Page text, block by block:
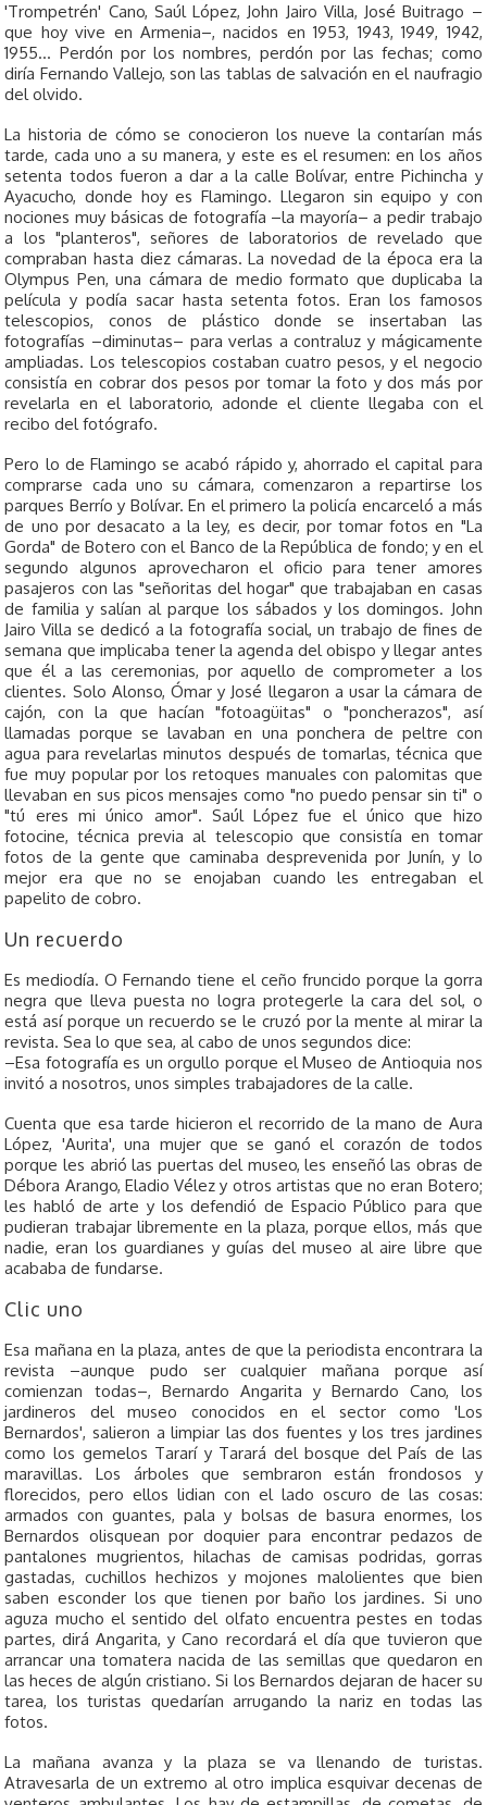
'Trompetrén' Cano, Saúl López, John Jairo Villa, José Buitrago –
que hoy vive en Armenia–, nacidos en 1953, 1943, 1949, 1942,
1955… Perdón por los nombres, perdón por las fechas; como
diría Fernando Vallejo, son las tablas de salvación en el naufragio
del olvido.
La historia de cómo se conocieron los nueve la contarían más
tarde, cada uno a su manera, y este es el resumen: en los años
setenta todos fueron a dar a la calle Bolívar, entre Pichincha y
Ayacucho, donde hoy es Flamingo. Llegaron sin equipo y con
nociones muy básicas de fotografía –la mayoría– a pedir trabajo
a los "planteros", señores de laboratorios de revelado que
compraban hasta diez cámaras. La novedad de la época era la
Olympus Pen, una cámara de medio formato que duplicaba la
película y podía sacar hasta setenta fotos. Eran los famosos
telescopios, conos de plástico donde se insertaban las
fotografías –diminutas– para verlas a contraluz y mágicamente
ampliadas. Los telescopios costaban cuatro pesos, y el negocio
consistía en cobrar dos pesos por tomar la foto y dos más por
revelarla en el laboratorio, adonde el cliente llegaba con el
recibo del fotógrafo.
Pero lo de Flamingo se acabó rápido y, ahorrado el capital para
comprarse cada uno su cámara, comenzaron a repartirse los
parques Berrío y Bolívar. En el primero la policía encarceló a más
de uno por desacato a la ley, es decir, por tomar fotos en "La
Gorda" de Botero con el Banco de la República de fondo; y en el
segundo algunos aprovecharon el oficio para tener amores
pasajeros con las "señoritas del hogar" que trabajaban en casas
de familia y salían al parque los sábados y los domingos. John
Jairo Villa se dedicó a la fotografía social, un trabajo de fines de
semana que implicaba tener la agenda del obispo y llegar antes
que él a las ceremonias, por aquello de comprometer a los
clientes. Solo Alonso, Ómar y José llegaron a usar la cámara de
cajón, con la que hacían "fotoagüitas" o "poncherazos", así
llamadas porque se lavaban en una ponchera de peltre con
agua para revelarlas minutos después de tomarlas, técnica que
fue muy popular por los retoques manuales con palomitas que
llevaban en sus picos mensajes como "no puedo pensar sin ti" o
"tú eres mi único amor". Saúl López fue el único que hizo
fotocine, técnica previa al telescopio que consistía en tomar
fotos de la gente que caminaba desprevenida por Junín, y lo
mejor era que no se enojaban cuando les entregaban el
papelito de cobro.
Un recuerdo
Es mediodía. O Fernando tiene el ceño fruncido porque la gorra
negra que lleva puesta no logra protegerle la cara del sol, o
está así porque un recuerdo se le cruzó por la mente al mirar la
revista. Sea lo que sea, al cabo de unos segundos dice:
–Esa fotografía es un orgullo porque el Museo de Antioquia nos
invitó a nosotros, unos simples trabajadores de la calle.
Cuenta que esa tarde hicieron el recorrido de la mano de Aura
López, 'Aurita', una mujer que se ganó el corazón de todos
porque les abrió las puertas del museo, les enseñó las obras de
Débora Arango, Eladio Vélez y otros artistas que no eran Botero;
les habló de arte y los defendió de Espacio Público para que
pudieran trabajar libremente en la plaza, porque ellos, más que
nadie, eran los guardianes y guías del museo al aire libre que
acababa de fundarse.
Clic uno
Esa mañana en la plaza, antes de que la periodista encontrara la
revista –aunque pudo ser cualquier mañana porque así
comienzan todas–, Bernardo Angarita y Bernardo Cano, los
jardineros del museo conocidos en el sector como 'Los
Bernardos', salieron a limpiar las dos fuentes y los tres jardines
como los gemelos Tararí y Tarará del bosque del País de las
maravillas. Los árboles que sembraron están frondosos y
florecidos, pero ellos lidian con el lado oscuro de las cosas:
armados con guantes, pala y bolsas de basura enormes, los
Bernardos olisquean por doquier para encontrar pedazos de
pantalones mugrientos, hilachas de camisas podridas, gorras
gastadas, cuchillos hechizos y mojones malolientes que bien
saben esconder los que tienen por baño los jardines. Si uno
aguza mucho el sentido del olfato encuentra pestes en todas
partes, dirá Angarita, y Cano recordará el día que tuvieron que
arrancar una tomatera nacida de las semillas que quedaron en
las heces de algún cristiano. Si los Bernardos dejaran de hacer su
tarea, los turistas quedarían arrugando la nariz en todas las
fotos.
La mañana avanza y la plaza se va llenando de turistas.
Atravesarla de un extremo al otro implica esquivar decenas de